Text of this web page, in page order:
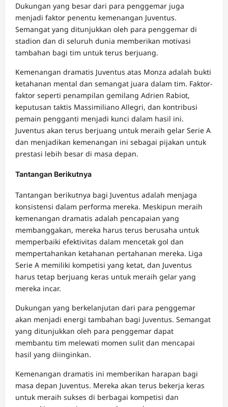
Dukungan yang besar dari para penggemar juga
menjadi faktor penentu kemenangan Juventus.
Semangat yang ditunjukkan oleh para penggemar di
stadion dan di seluruh dunia memberikan motivasi
tambahan bagi tim untuk terus berjuang.
Kemenangan dramatis Juventus atas Monza adalah bukti
ketahanan mental dan semangat juara dalam tim. Faktor-
faktor seperti penampilan gemilang Adrien Rabiot,
keputusan taktis Massimiliano Allegri, dan kontribusi
pemain pengganti menjadi kunci dalam hasil ini.
Juventus akan terus berjuang untuk meraih gelar Serie A
dan menjadikan kemenangan ini sebagai pijakan untuk
prestasi lebih besar di masa depan.
Tantangan Berikutnya
Tantangan berikutnya bagi Juventus adalah menjaga
konsistensi dalam performa mereka. Meskipun meraih
kemenangan dramatis adalah pencapaian yang
membanggakan, mereka harus terus berusaha untuk
memperbaiki efektivitas dalam mencetak gol dan
mempertahankan ketahanan pertahanan mereka. Liga
Serie A memiliki kompetisi yang ketat, dan Juventus
harus tetap berjuang keras untuk meraih gelar yang
mereka incar.
Dukungan yang berkelanjutan dari para penggemar
akan menjadi energi tambahan bagi Juventus. Semangat
yang ditunjukkan oleh para penggemar dapat
membantu tim melewati momen sulit dan mencapai
hasil yang diinginkan.
Kemenangan dramatis ini memberikan harapan bagi
masa depan Juventus. Mereka akan terus bekerja keras
untuk meraih sukses di berbagai kompetisi dan